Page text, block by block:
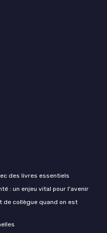
des livres essentiels
: un enjeu vital pour l'avenir
de collègue quand on est